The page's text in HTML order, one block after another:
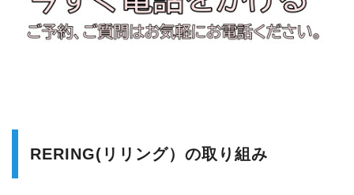
RERING(リリング）の取り組み